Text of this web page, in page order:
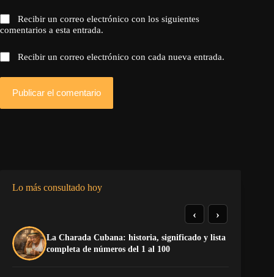
Recibir un correo electrónico con los siguientes
comentarios a esta entrada.
Recibir un correo electrónico con cada nueva entrada.
Publicar el comentario
Lo más consultado hoy
La Charada Cubana: historia, significado y lista
completa de números del 1 al 100
‹ ›